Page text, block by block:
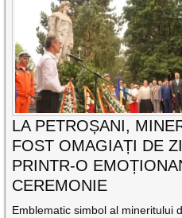
LA PETROȘANI,
FOST OMAGIAȚI DE
PRINTR-O
CEREMONIE
Emblematic simbol al mineritului